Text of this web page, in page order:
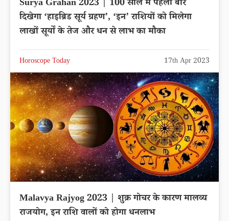
Surya Grahan 2023 | 100 साल में पहली बार
दिखेगा ‘हाइब्रिड सूर्य ग्रहण’, ‘इन’ राशियों को मिलेगा
लाखों सूर्यों के तेज और धन से लाभ का मौका
Horoscope Today 17th Apr 2023
Malavya Rajyog 2023 | शुक्र गोचर के कारण मालव्य
राजयोग, इन राशि वालों को होगा धनलाभ